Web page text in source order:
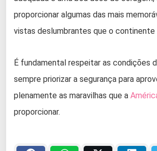
proporcionar algumas das mais
vistas deslumbrantes que o
É fundamental respeitar as condições
sempre priorizar a segurança para
plenamente as maravilhas que a
proporcionar.